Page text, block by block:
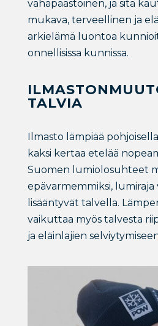
vähäpäästöinen, ja sitä
mukava, terveellinen ja
arkielämä luontoa
onnellisissa kunnissa.
TALVIA
Ilmasto lämpiää
kaksi kertaa etelää
Suomen lumiolosuhteet
epävarmemmiksi, lumiraja
lisääntyvät talvella.
vaikuttaa myös talvesta
ja eläinlajien